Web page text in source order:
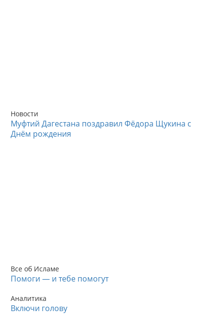
Новости
Муфтий Дагестана поздравил Фёдора Щукина с
Днём рождения
Все об Исламе
Помоги — и тебе помогут
Аналитика
Включи голову